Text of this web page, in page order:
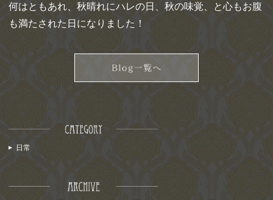
何はともあれ、秋晴れにハレの日、秋の味覚、と心もお腹
も満たされた日になりました！
日常